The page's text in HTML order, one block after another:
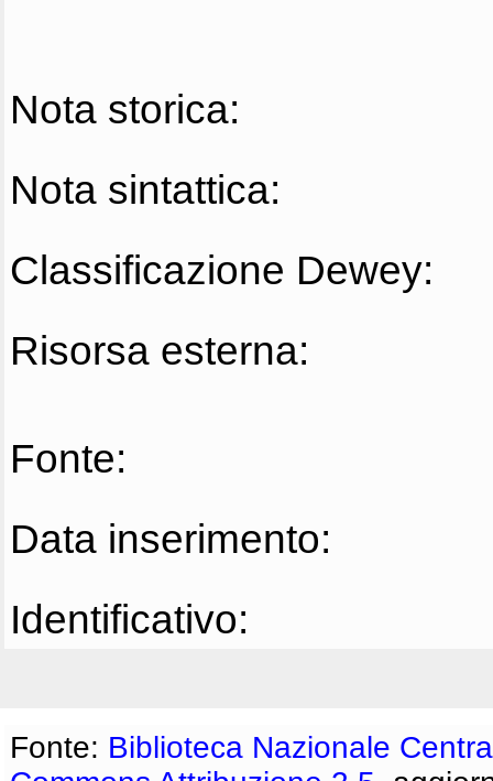
Nota storica:
Nota sintattica:
Classificazione Dewey:
Risorsa esterna:
Fonte:
Data inserimento:
Identificativo:
Fonte: Biblioteca Nazionale